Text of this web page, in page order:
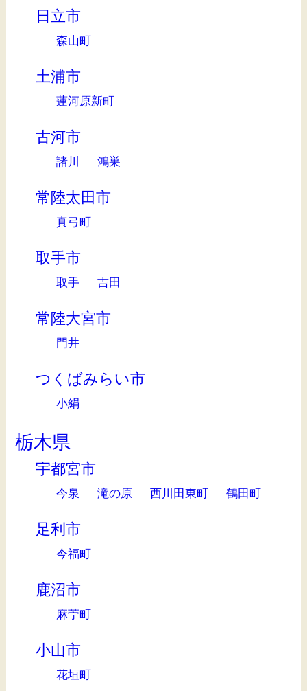
日立市
森山町
土浦市
蓮河原新町
古河市
諸川 鴻巣
常陸太田市
真弓町
取手市
取手 吉田
常陸大宮市
門井
つくばみらい市
小絹
栃木県
宇都宮市
今泉 滝の原 西川田東町 鶴田町
足利市
今福町
鹿沼市
麻苧町
小山市
花垣町